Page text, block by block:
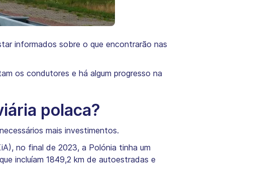
informados sobre o que encontrarão nas
os condutores e há algum progresso na
polaca?
mais investimentos.
no final de 2023, a Polónia tinha um
incluíam 1849,2 km de autoestradas e